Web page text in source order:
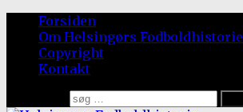
Forsiden
Om Helsingørs Fodboldhistorie
Copyright
Kontakt